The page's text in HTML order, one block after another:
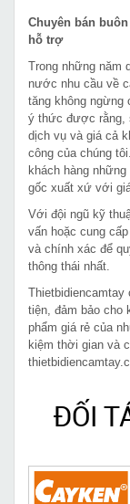
Chuyên bán
hỗ trợ
Trong những năm
nước nhu cầu về
tăng không
ý thức được rằng,
dịch vụ và giá cả
công của chúng
khách hàng
gốc xuất xứ với
Với đội ngũ kỹ
vấn hoặc cung
và chính xác để
thông thái nhất.
Thietbidiencamtay
tiện, đảm bảo cho
phẩm giá rẻ của
kiệm thời gian và
ĐỐI